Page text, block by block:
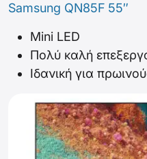
Samsung QN85F 55″
Mini LED
Πολύ καλή
Ιδανική για